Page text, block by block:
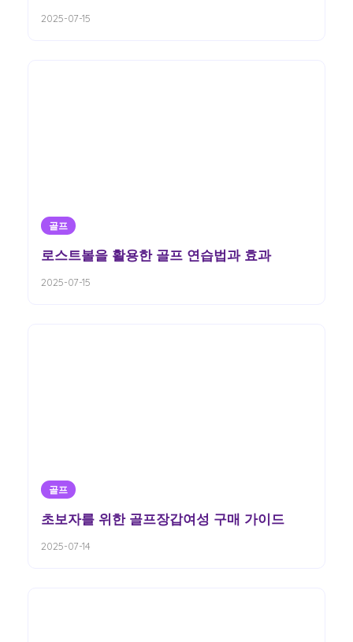
2025-07-15
골프
로스트볼을 활용한 골프 연습법과 효과
2025-07-15
골프
초보자를 위한 골프장갑여성 구매 가이드
2025-07-14